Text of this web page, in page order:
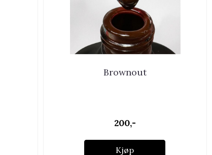
Brownout
200,-
Kjøp